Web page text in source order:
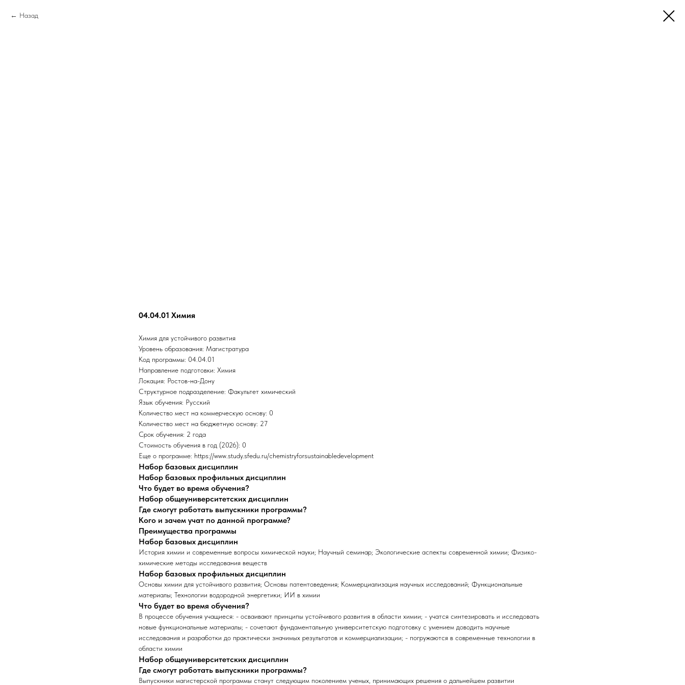
Назад
04.04.01 Химия
Химия для устойчивого развития
Уровень образования: Магистратура
Код программы: 04.04.01
Направление подготовки: Химия
Локация: Ростов-на-Дону
Структурное подразделение: Факультет химический
Язык обучения: Русский
Количество мест на коммерческую основу: 0
Количество мест на бюджетную основу: 27
Срок обучения: 2 года
Стоимость обучения в год (2026): 0
Еще о программе: https://www.study.sfedu.ru/chemistryforsustainabledevelopment
Набор базовых дисциплин
Набор базовых профильных дисциплин
Что будет во время обучения?
Набор общеуниверситетских дисциплин
Где смогут работать выпускники программы?
Кого и зачем учат по данной программе?
Преимущества программы
Набор базовых дисциплин
История химии и современные вопросы химической науки; Научный семинар; Экологические аспекты современной химии; Физико-
химические методы исследования веществ
Набор базовых профильных дисциплин
Основы химии для устойчивого развития; Основы патентоведения; Коммерциализация научных исследований; Функциональные
материалы; Технологии водородной энергетики; ИИ в химии
Что будет во время обучения?
В процессе обучения учащиеся: - осваивают принципы устойчивого развития в области химии; - учатся синтезировать и исследовать
новые функциональные материалы; - сочетают фундаментальную университетскую подготовку с умением доводить научные
исследования и разработки до практически значимых результатов и коммерциализации; - погружаются в современные технологии в
области химии
Набор общеуниверситетских дисциплин
Где смогут работать выпускники программы?
Выпускники магистерской программы станут следующим поколением ученых, принимающих решения о дальнейшем развитии